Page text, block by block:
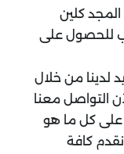
المجد كلين
للحصول على
لدينا من خلال
التواصل معنا
على كل ما هو
كافة